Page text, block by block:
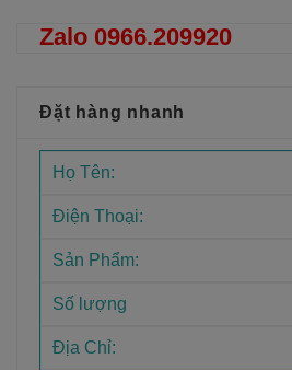
Zalo 0966.209920
Đặt hàng nhanh